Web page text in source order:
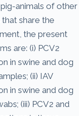
animals of other
share the
the present
are: (i) PCV2
in swine and dog
(ii) IAV
in swine and dog
(iii) PCV2 and